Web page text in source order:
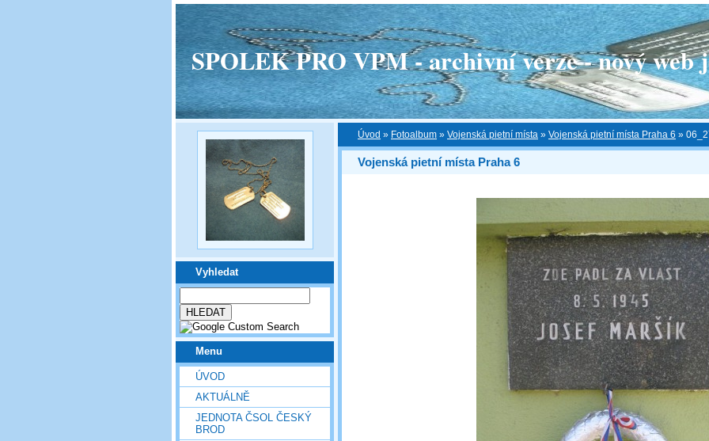
SPOLEK PRO VPM - archivní verze - nový web
Vyhledat
Menu
ÚVOD
AKTUÁLNĚ
JEDNOTA ČSOL ČESKÝ
BROD
Úvod » Fotoalbum » Vojenská pietní místa » Vojenská pietní místa Praha 6 »
Vojenská pietní místa Praha 6